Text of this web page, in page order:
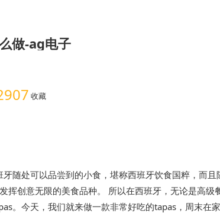
做-ag电子
收藏
随处可以品尝到的小食，堪称西班牙饮食国粹，而且
挥创意无限的美食品种。 所以在西班牙，无论是高级
。今天，我们就来做一款非常好吃的tapas，周末在